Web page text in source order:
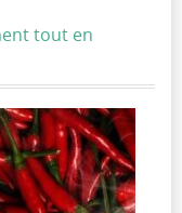
tout en